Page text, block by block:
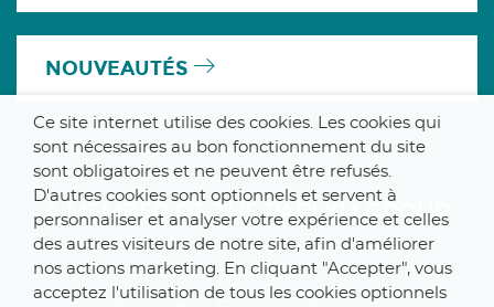
NOUVEAUTÉS
A MEMBER OF THE PARLYM GROUP
Ce site internet utilise des cookies. Les cookies qui
sont nécessaires au bon fonctionnement du site
sont obligatoires et ne peuvent être refusés.
D'autres cookies sont optionnels et servent à
personnaliser et analyser votre expérience et celles
des autres visiteurs de notre site, afin d'améliorer
nos actions marketing. En cliquant "Accepter", vous
acceptez l'utilisation de tous les cookies optionnels